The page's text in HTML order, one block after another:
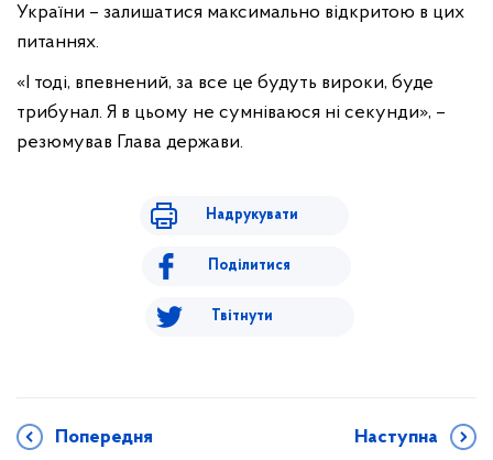
України – залишатися максимально відкритою в цих
питаннях.
«І тоді, впевнений, за все це будуть вироки, буде
трибунал. Я в цьому не сумніваюся ні секунди», –
резюмував Глава держави.
Надрукувати
Поділитися
Твітнути
Попередня Наступна